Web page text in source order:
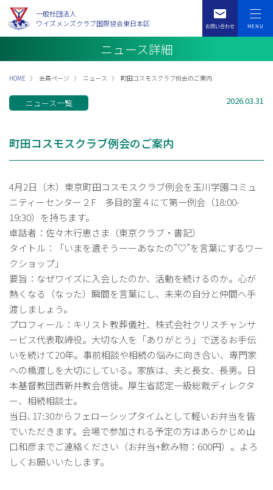
一般社団法人
ワイズメンズクラブ国際協会東日本区
ニュース詳細
HOME 会員ページ ニュース 町田コスモスクラブ例会のご案内
ニュース一覧 2026.03.31
町田コスモスクラブ例会のご案内
4月2日（木）東京町田コスモスクラブ例会を玉川学園コミュ
ニティーセンター２F 多目的室４にて第一例会（18:00-
19:30）を持ちます。
卓話者：佐々木行恵さま（東京クラブ・書記）
タイトル：「いまを遺そうーーあなたの”♡”を言葉にするワー
クショップ」
要旨：なぜワイズに入会したのか、活動を続けるのか。心が
熱くなる（なった）瞬間を言葉にし、未来の自分と仲間へ手
渡しましょう。
プロフィール：キリスト教葬儀社、株式会社クリスチャンサ
ービス代表取締役。大切な人を「ありがとう」で送るお手伝
いを続けて20年。事前相談や相続の悩みに向き合い、専門家
への橋渡しを大切にしている。家族は、夫と長女、長男。日
本基督教団西新井教会信徒。厚生省認定一級総裁ディレクタ
ー、相続相談士。
当日､17:30からフェローシップタイムとして軽いお弁当を皆
でいただきます。会場で参加される予定の方はあらかじめ山
口和彦までご連絡ください（お弁当+飲み物：600円）。よろ
しくお願いいたします。